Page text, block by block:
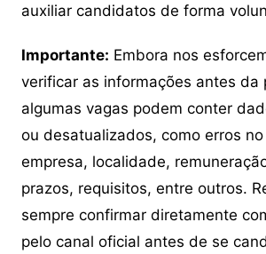
auxiliar candidatos de forma
Importante: Embora nos
verificar as informações antes da
algumas vagas podem conter
ou desatualizados, como erros
empresa, localidade,
prazos, requisitos, entre outros.
sempre confirmar diretamente
pelo canal oficial antes de se